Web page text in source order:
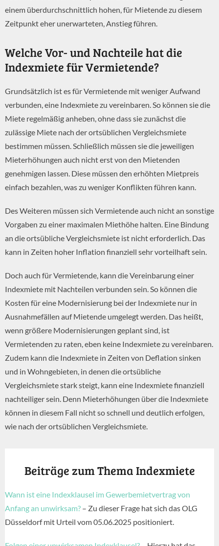
einem überdurchschnittlich hohen, für Mietende zu diesem
Zeitpunkt eher unerwarteten, Anstieg führen.
Welche Vor- und Nachteile hat die
Indexmiete für Vermietende?
Grundsätzlich ist es für Vermietende mit weniger Aufwand
verbunden, eine Indexmiete zu vereinbaren. So können sie die
Miete regelmäßig anheben, ohne dass sie zunächst die
zulässige Miete nach der ortsüblichen Vergleichsmiete
bestimmen müssen. Schließlich müssen sie die jeweiligen
Mieterhöhungen auch nicht erst von den Mietenden
genehmigen lassen. Diese müssen den erhöhten Mietpreis
einfach bezahlen, was zu weniger Konflikten führen kann.
Des Weiteren müssen sich Vermietende auch nicht an sonstige
Vorgaben zu einer maximalen Miethöhe halten. Eine Bindung
an die ortsübliche Vergleichsmiete ist nicht erforderlich. Das
kann in Zeiten hoher Inflation finanziell sehr vorteilhaft sein.
Doch auch für Vermietende, kann die Vereinbarung einer
Indexmiete mit Nachteilen verbunden sein. So können die
Kosten für eine Modernisierung bei der Indexmiete nur in
Ausnahmefällen auf Mietende umgelegt werden. Das heißt,
wenn größere Modernisierungen geplant sind, ist
Vermietenden zu raten, eben keine Indexmiete zu vereinbaren.
Zudem kann die Indexmiete in Zeiten von Deflation sinken
und in Wohngebieten, in denen die ortsübliche
Vergleichsmiete stark steigt, kann eine Indexmiete finanziell
nachteiliger sein. Denn Mieterhöhungen über die Indexmiete
können in diesem Fall nicht so schnell und deutlich erfolgen,
wie nach der ortsüblichen Vergleichsmiete.
Beiträge zum Thema Indexmiete
Wann ist eine Indexklausel im Gewerbemietvertrag von
Anfang an unwirksam? – Zu dieser Frage hat sich das OLG
Düsseldorf mit Urteil vom 05.06.2025 positioniert.